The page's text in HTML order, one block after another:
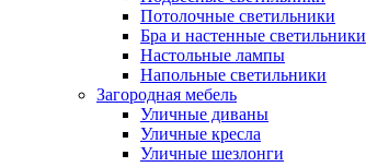
Потолочные светильники
Бра и настенные светильники
Настольные лампы
Напольные светильники
Загородная мебель
Уличные диваны
Уличные кресла
Уличные шезлонги